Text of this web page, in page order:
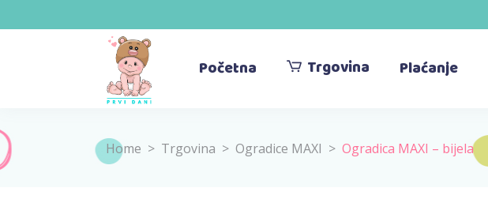
Početna Trgovina Plaćanje
Home > Trgovina > Ogradice MAXI > Ogradica MAXI – bijela